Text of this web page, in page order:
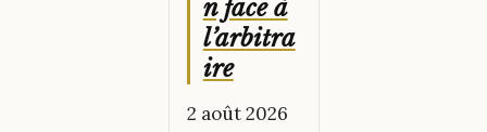
n face à
l’arbitra
ire
2 août 2026